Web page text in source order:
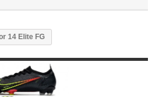
14 Elite FG